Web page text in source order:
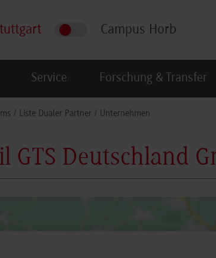
Campus Horb
Service Forschung & Transfer
Liste Dualer Partner Unternehmen
GTS Deutschland